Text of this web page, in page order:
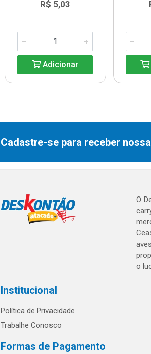
R$ 5,03
Adicionar
Cadastre-se para receber
O
o
Institucional
Política de Privacidade
Trabalhe Conosco
Formas de Pagamento